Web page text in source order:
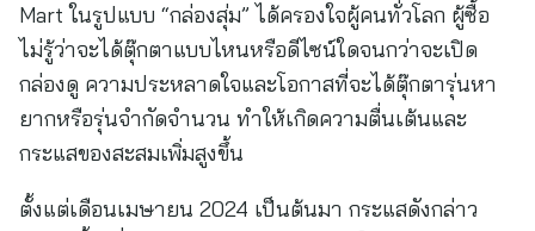
Mart ในรูปแบบ “กล่องสุ่ม” ได้ครองใจผู้คนทั่วโลก ผู้ซื้อ
ไม่รู้ว่าจะได้ตุ๊กตาแบบไหนหรือดีไซน์ใดจนกว่าจะเปิด
กล่องดู ความประหลาดใจและโอกาสที่จะได้ตุ๊กตารุ่นหา
ยากหรือรุ่นจำกัดจำนวน ทำให้เกิดความตื่นเต้นและ
กระแสของสะสมเพิ่มสูงขึ้น
ตั้งแต่เดือนเมษายน 2024 เป็นต้นมา กระแสดังกล่าว